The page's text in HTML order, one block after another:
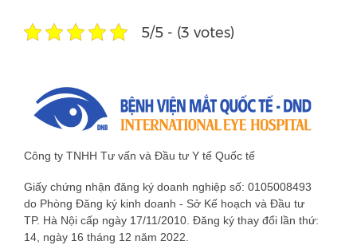
5/5 - (3 votes)
Công ty TNHH Tư vấn và Đầu tư Y tế Quốc tế
Giấy chứng nhận đăng ký doanh nghiệp số: 0105008493
do Phòng Đăng ký kinh doanh - Sở Kế hoạch và Đầu tư
TP. Hà Nội cấp ngày 17/11/2010. Đăng ký thay đổi lần thứ:
14, ngày 16 tháng 12 năm 2022.